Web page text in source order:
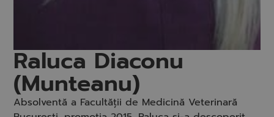
Raluca Diaconu
(Munteanu)
Absolventă a Facultății de Medicină Veterinară